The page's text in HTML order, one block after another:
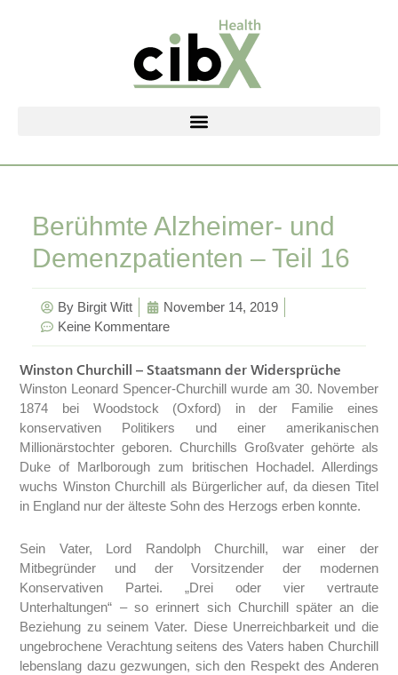
Berühmte Alzheimer- und
Demenzpatienten – Teil 16
By Birgit Witt
November 14, 2019
Keine Kommentare
Winston Churchill – Staatsmann der Widersprüche
Winston Leonard Spencer-Churchill wurde am 30. November
1874 bei Woodstock (Oxford) in der Familie eines
konservativen Politikers und einer amerikanischen
Millionärstochter geboren. Churchills Großvater gehörte als
Duke of Marlborough zum britischen Hochadel. Allerdings
wuchs Winston Churchill als Bürgerlicher auf, da diesen Titel
in England nur der älteste Sohn des Herzogs erben konnte.
Sein Vater, Lord Randolph Churchill, war einer der
Mitbegründer und der Vorsitzender der modernen
Konservativen Partei. „Drei oder vier vertraute
Unterhaltungen“ – so erinnert sich Churchill später an die
Beziehung zu seinem Vater. Diese Unerreichbarkeit und die
ungebrochene Verachtung seitens des Vaters haben Churchill
lebenslang dazu gezwungen, sich den Respekt des Anderen